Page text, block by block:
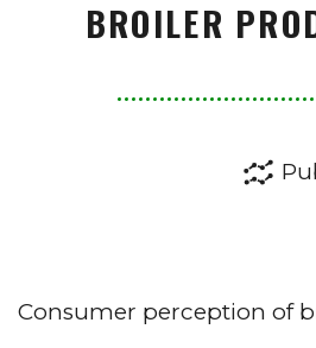
BROILER
Consumer perception of